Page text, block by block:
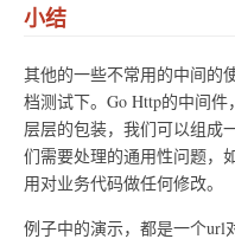
小结
其他的一些不常用的中间的
档测试下。Go Http的中间
层层的包装，我们可以组成
们需要处理的通用性问题，
用对业务代码做任何修改。
例子中的演示，都是一个url